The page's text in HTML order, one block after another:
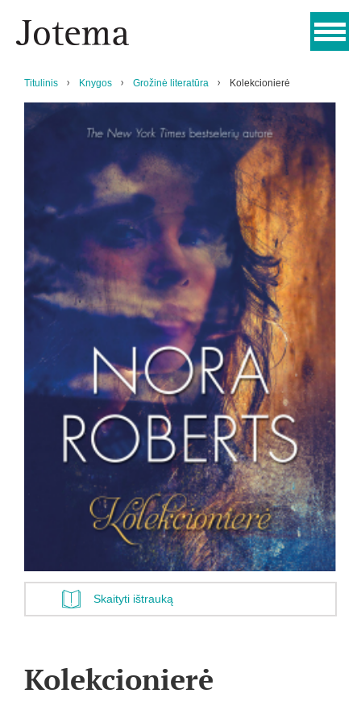
Titulinis Knygos Grožinė literatūra Kolekcionierė
Skaityti ištrauką
Kolekcionierė